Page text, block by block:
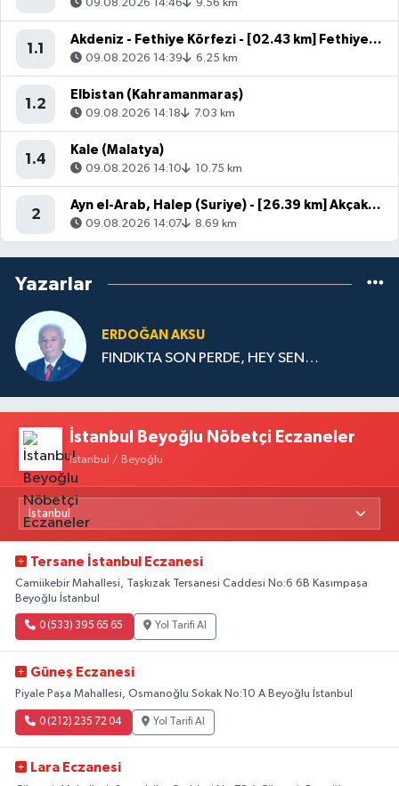
09.08.2026 14:46 9.56 km
1.1
Akdeniz - Fethiye Körfezi - [02.43 km] Fethiye (Muğla)
09.08.2026 14:39 6.25 km
1.2
Elbistan (Kahramanmaraş)
09.08.2026 14:18 7.03 km
1.4
Kale (Malatya)
09.08.2026 14:10 10.75 km
2
Ayn el-Arab, Halep (Suriye) - [26.39 km] Akçakale (Şanlıurfa)
09.08.2026 14:07 8.69 km
Yazarlar
ERDOĞAN AKSU
FINDIKTA SON PERDE, HEY SEN…
İstanbul Beyoğlu Nöbetçi Eczaneler
İstanbul / Beyoğlu
Tersane İstanbul Eczanesi
Camiikebir Mahallesi, Taşkızak Tersanesi Caddesi No:6 6B Kasımpaşa
Beyoğlu İstanbul
0 (533) 395 65 65 Yol Tarifi Al
Güneş Eczanesi
Piyale Paşa Mahallesi, Osmanoğlu Sokak No:10 A Beyoğlu İstanbul
0 (212) 235 72 04 Yol Tarifi Al
Lara Eczanesi